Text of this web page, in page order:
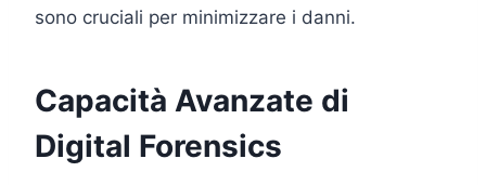
sono cruciali per minimizzare i danni.
Capacità Avanzate di
Digital Forensics